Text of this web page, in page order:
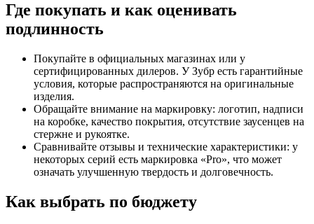
Где покупать и как оценивать
подлинность
Покупайте в официальных магазинах или у
сертифицированных дилеров. У Зубр есть гарантийные
условия, которые распространяются на оригинальные
изделия.
Обращайте внимание на маркировку: логотип, надписи
на коробке, качество покрытия, отсутствие заусенцев на
стержне и рукоятке.
Сравнивайте отзывы и технические характеристики: у
некоторых серий есть маркировка «Pro», что может
означать улучшенную твердость и долговечность.
Как выбрать по бюджету